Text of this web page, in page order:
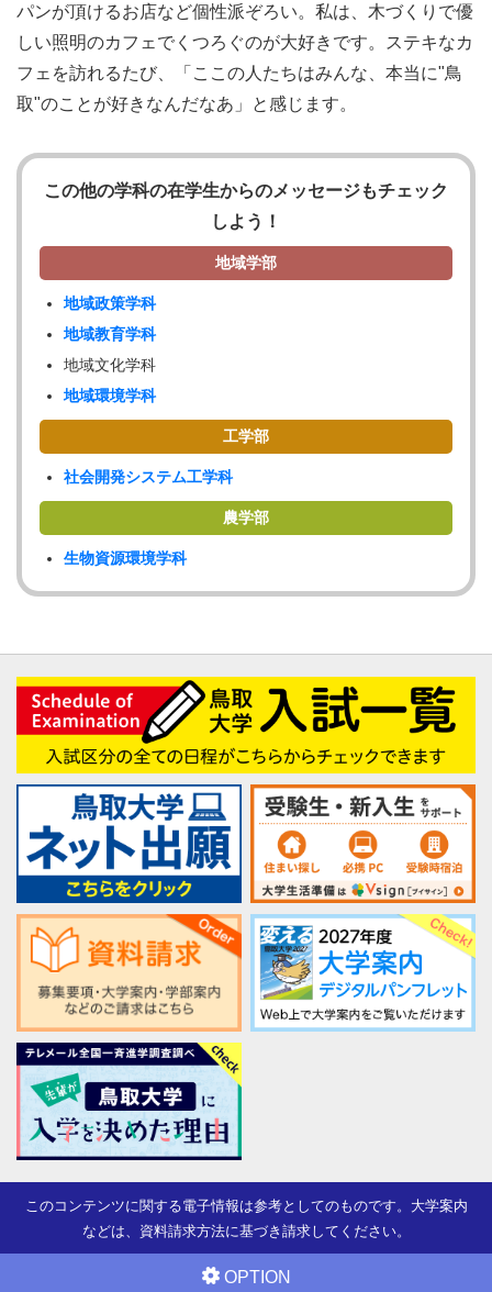
パンが頂けるお店など個性派ぞろい。私は、木づくりで優
しい照明のカフェでくつろぐのが大好きです。ステキなカ
フェを訪れるたび、「ここの人たちはみんな、本当に"鳥
取"のことが好きなんだなあ」と感じます。
この他の学科の在学生からのメッセージもチェック
しよう！
地域学部
地域政策学科
地域教育学科
地域文化学科
地域環境学科
工学部
社会開発システム工学科
農学部
生物資源環境学科
このコンテンツに関する電子情報は参考としてのものです。大学案内
などは、資料請求方法に基づき請求してください。
OPTION